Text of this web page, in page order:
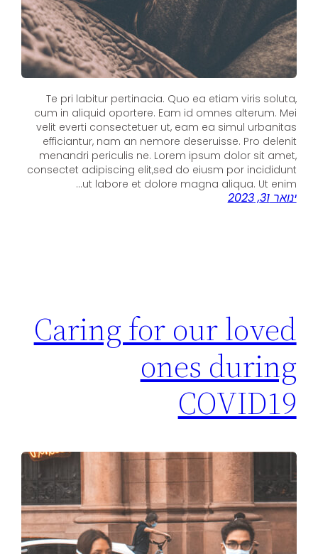
Te pri labitur pertinacia. Quo ea etiam viris soluta,
cum in aliquid oportere. Eam id omnes alterum. Mei
velit everti consectetuer ut, eam ea simul urbanitas
efficiantur, nam an nemore deseruisse. Pro delenit
menandri periculis ne. Lorem ipsum dolor sit amet,
consectet adipiscing elit,sed do eiusm por incididunt
ut labore et dolore magna aliqua. Ut enim…
ינואר 31, 2023
Caring for our loved
ones during
COVID19